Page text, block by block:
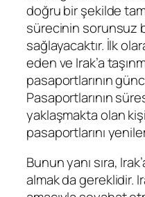
doğru bir şekilde
sürecinin sorunsuz
sağlayacaktır. İlk
eden ve Irak’a
pasaportlarının
Pasaportlarının
yaklaşmakta olan
pasaportlarını
Bunun yanı sıra,
almak da gereklidir.